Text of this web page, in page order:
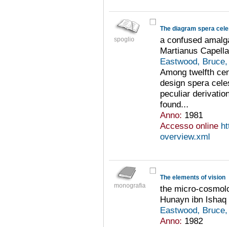
spoglio
The diagram spera
a confused
Martianus Capella
Eastwood,
Among twelfth
design spera
peculiar
found...
Anno: 1981
Accesso online
overview.xml
monografia
The elements of vision
the micro-
Hunayn ibn Ishaq
Eastwood,
Anno: 1982